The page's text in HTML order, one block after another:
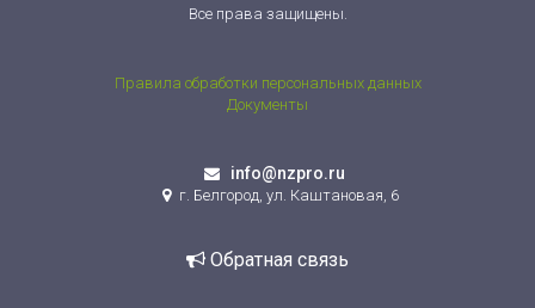
Все права защищены.
Правила обработки персональных данных
Документы
info@nzpro.ru
г. Белгород, ул. Каштановая, 6
Обратная связь